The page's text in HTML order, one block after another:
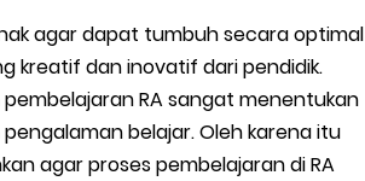
agar dapat tumbuh secara optimal
kreatif dan inovatif dari pendidik.
RA sangat menentukan
belajar. Oleh karena itu
agar proses pembelajaran di RA